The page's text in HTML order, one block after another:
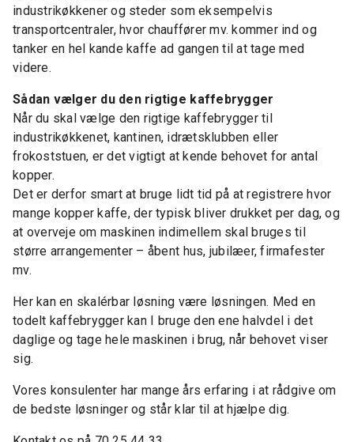
industrikøkkener og steder som eksempelvis
transportcentraler, hvor chauffører mv. kommer ind og
tanker en hel kande kaffe ad gangen til at tage med
videre.
Sådan vælger du den rigtige kaffebrygger
Når du skal vælge den rigtige kaffebrygger til
industrikøkkenet, kantinen, idrætsklubben eller
frokoststuen, er det vigtigt at kende behovet for antal
kopper.
Det er derfor smart at bruge lidt tid på at registrere hvor
mange kopper kaffe, der typisk bliver drukket per dag, og
at overveje om maskinen indimellem skal bruges til
større arrangementer – åbent hus, jubilæer, firmafester
mv.
Her kan en skalérbar løsning være løsningen. Med en
todelt kaffebrygger kan I bruge den ene halvdel i det
daglige og tage hele maskinen i brug, når behovet viser
sig.
Vores konsulenter har mange års erfaring i at rådgive om
de bedste løsninger og står klar til at hjælpe dig.